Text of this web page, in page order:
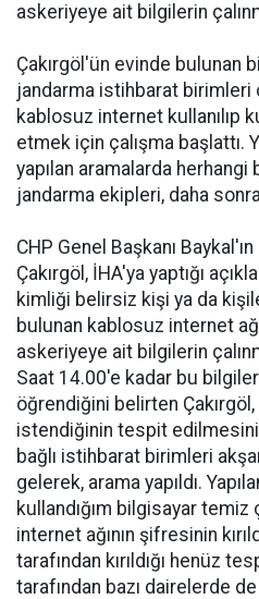
askeriyeye ait bilgilerin
Çakırgöl'ün evinde bulunan
jandarma istihbarat
kablosuz internet kullanılıp
etmek için çalışma başlattı.
yapılan aramalarda
jandarma ekipleri, daha
CHP Genel Başkanı
Çakırgöl, İHA'ya yaptığı
kimliği belirsiz kişi ya da
bulunan kablosuz internet
askeriyeye ait bilgilerin
Saat 14.00'e kadar bu
öğrendiğini belirten
istendiğinin tespit
bağlı istihbarat birimleri
gelerek, arama yapıldı.
kullandığım bilgisayar temiz
internet ağının şifresinin
tarafından kırıldığı henüz
tarafından bazı dairelerde